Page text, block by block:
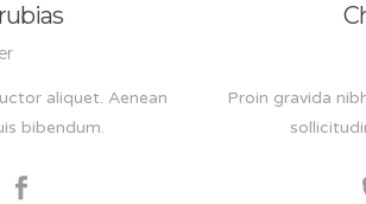
aliquet. Aenean
bibendum.
Proin gravida